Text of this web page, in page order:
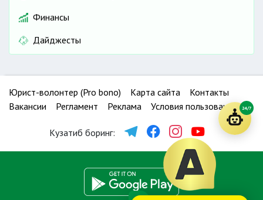
Финансы
Дайджесты
Юрист-волонтер (Pro bono) Карта сайта
Контакты
Вакансии
Регламент Реклама Условия пользования
Кузатиб боринг:
24/7